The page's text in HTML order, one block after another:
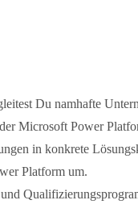
Du namhafte
Microsoft Power
in konkrete
Platform um.